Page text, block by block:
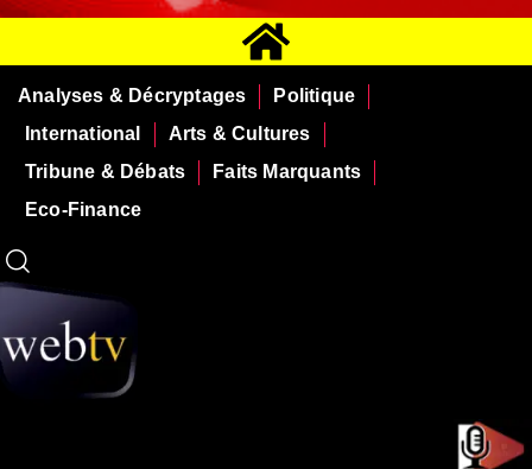
Analyses & Décryptages
Politique
International
Arts & Cultures
Tribune & Débats
Faits Marquants
Eco-Finance